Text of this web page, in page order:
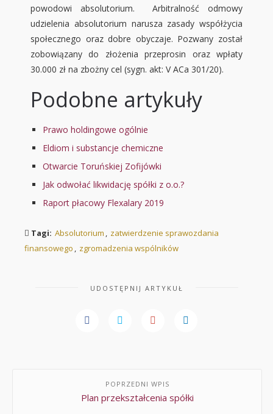
powodowi absolutorium. Arbitralność odmowy
udzielenia absolutorium narusza zasady współżycia
społecznego oraz dobre obyczaje. Pozwany został
zobowiązany do złożenia przeprosin oraz wpłaty
30.000 zł na zbożny cel (sygn. akt: V ACa 301/20).
Podobne artykuły
Prawo holdingowe ogólnie
Eldiom i substancje chemiczne
Otwarcie Toruńskiej Zofijówki
Jak odwołać likwidację spółki z o.o.?
Raport płacowy Flexalary 2019
Tagi: Absolutorium
zatwierdzenie sprawozdania
finansowego
zgromadzenia wspólników
UDOSTĘPNIJ ARTYKUŁ
POPRZEDNI WPIS
Plan przekształcenia spółki